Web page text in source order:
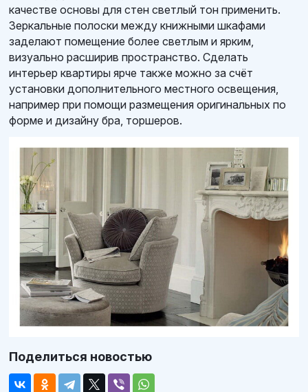
качестве основы для стен светлый тон применить.
Зеркальные полоски между книжными шкафами
заделают помещение более светлым и ярким,
визуально расширив пространство. Сделать
интерьер квартиры ярче также можно за счёт
установки дополнительного местного освещения,
например при помощи размещения оригинальных по
форме и дизайну бра, торшеров.
Поделиться новостью